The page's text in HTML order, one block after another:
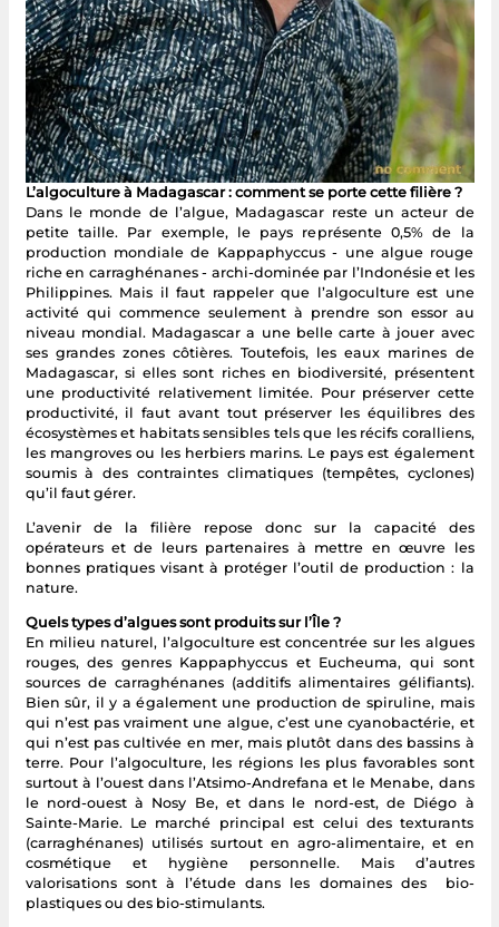
L’algoculture à Madagascar : comment se porte cette filière ?
Dans le monde de l’algue, Madagascar reste un acteur de
petite taille. Par exemple, le pays représente 0,5% de la
production mondiale de Kappaphyccus - une algue rouge
riche en carraghénanes - archi-dominée par l’Indonésie et les
Philippines. Mais il faut rappeler que l’algoculture est une
activité qui commence seulement à prendre son essor au
niveau mondial. Madagascar a une belle carte à jouer avec
ses grandes zones côtières. Toutefois, les eaux marines de
Madagascar, si elles sont riches en biodiversité, présentent
une productivité relativement limitée. Pour préserver cette
productivité, il faut avant tout préserver les équilibres des
écosystèmes et habitats sensibles tels que les récifs coralliens,
les mangroves ou les herbiers marins. Le pays est également
soumis à des contraintes climatiques (tempêtes, cyclones)
qu’il faut gérer.
L’avenir de la filière repose donc sur la capacité des
opérateurs et de leurs partenaires à mettre en œuvre les
bonnes pratiques visant à protéger l’outil de production : la
nature.
Quels types d’algues sont produits sur l’Île ?
En milieu naturel, l’algoculture est concentrée sur les algues
rouges, des genres Kappaphyccus et Eucheuma, qui sont
sources de carraghénanes (additifs alimentaires gélifiants).
Bien sûr, il y a également une production de spiruline, mais
qui n’est pas vraiment une algue, c’est une cyanobactérie, et
qui n’est pas cultivée en mer, mais plutôt dans des bassins à
terre. Pour l’algoculture, les régions les plus favorables sont
surtout à l’ouest dans l’Atsimo-Andrefana et le Menabe, dans
le nord-ouest à Nosy Be, et dans le nord-est, de Diégo à
Sainte-Marie. Le marché principal est celui des texturants
(carraghénanes) utilisés surtout en agro-alimentaire, et en
cosmétique et hygiène personnelle. Mais d’autres
valorisations sont à l’étude dans les domaines des bio-
plastiques ou des bio-stimulants.